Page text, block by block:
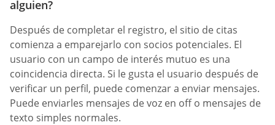
alguien?
Después de completar el registro, el sitio de citas
comienza a emparejarlo con socios potenciales. El
usuario con un campo de interés mutuo es una
coincidencia directa. Si le gusta el usuario después de
verificar un perfil, puede comenzar a enviar mensajes.
Puede enviarles mensajes de voz en off o mensajes de
texto simples normales.